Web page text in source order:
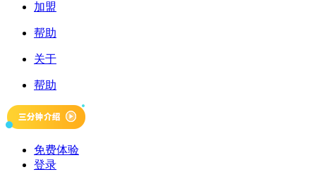
加盟
帮助
关于
帮助
免费体验
登录